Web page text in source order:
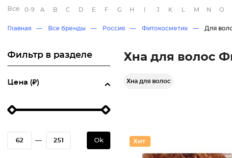
Все бренды
0-9 A B C D E F G H J K M N O
Главная Все бренды Россия Фитокосметик Для
Фильтр в разделе
Цена (₽)
— Ok
Хна для волос
Хна для волос